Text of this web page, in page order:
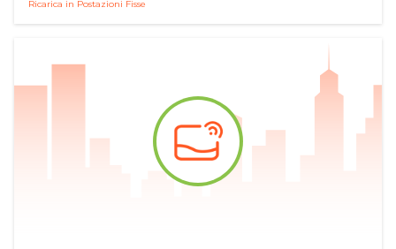
Ricarica in Postazioni Fisse